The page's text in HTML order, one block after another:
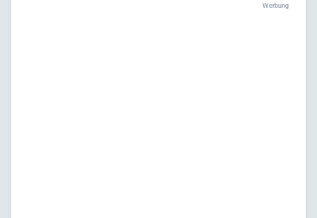
Werbung